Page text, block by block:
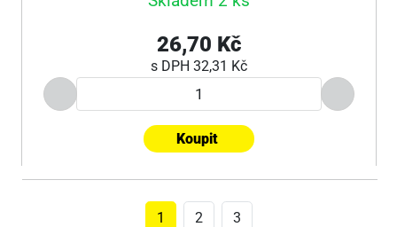
26,70 Kč
s DPH 32,31 Kč
Koupit
1 2 3